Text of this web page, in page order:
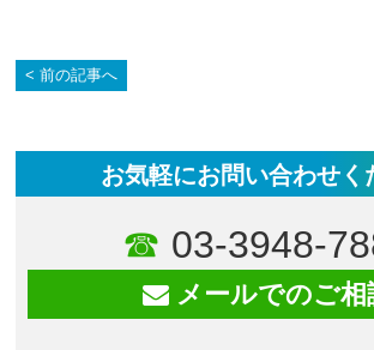
前の記事へ
お気軽にお問い合わせく
03-3948-
メールでのご相